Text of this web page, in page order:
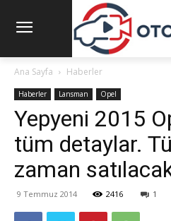
Ana Sayfa Haberler
Haberler Lansman Opel
Yepyeni 2015
tüm detaylar.
zaman
9 Temmuz 2014 2416 1